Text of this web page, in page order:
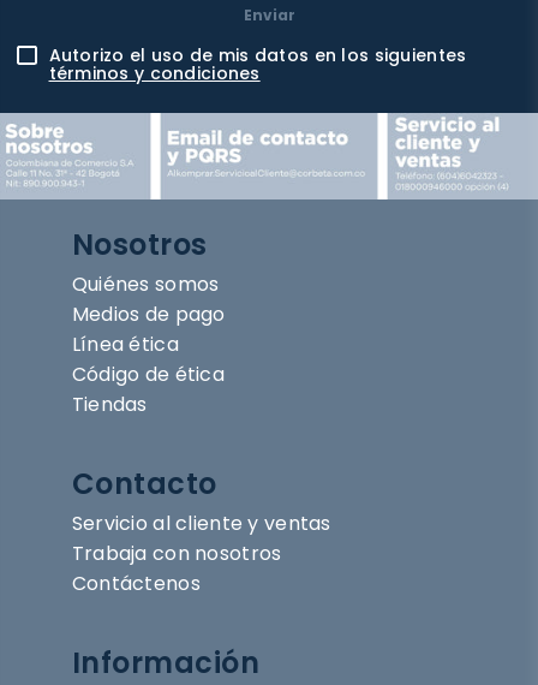
Enviar
Autorizo el uso de mis datos en los siguientes
términos y condiciones
Nosotros
Quiénes somos
Medios de pago
Línea ética
Código de ética
Tiendas
Contacto
Servicio al cliente y ventas
Trabaja con nosotros
Contáctenos
Información